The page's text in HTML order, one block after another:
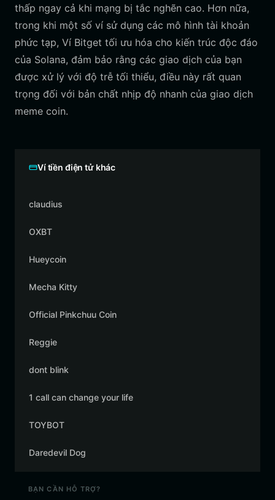
thấp ngay cả khi mạng bị tắc nghẽn cao. Hơn nữa,
trong khi một số ví sử dụng các mô hình tài khoản
phức tạp, Ví Bitget tối ưu hóa cho kiến trúc độc đáo
của Solana, đảm bảo rằng các giao dịch của bạn
được xử lý với độ trễ tối thiểu, điều này rất quan
trọng đối với bản chất nhịp độ nhanh của giao dịch
meme coin.
Ví tiền điện tử khác
claudius
OXBT
Hueycoin
Mecha Kitty
Official Pinkchuu Coin
Reggie
dont blink
1 call can change your life
TOYBOT
Daredevil Dog
BẠN CẦN HỖ TRỢ?